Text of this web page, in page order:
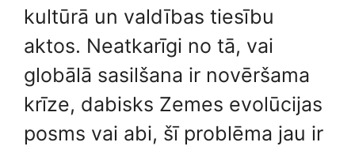
kultūrā un valdības tiesību
aktos. Neatkarīgi no tā, vai
globālā sasilšana ir novēršama
krīze, dabisks Zemes evolūcijas
posms vai abi, šī problēma jau ir